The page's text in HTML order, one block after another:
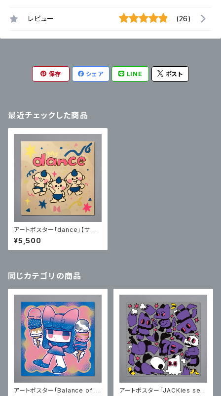
レビュー (26)
保存 シェア LINE ポスト
最近チェックした商品
アートポスター「dance」【サイ
ン入り】
¥5,500
同じカテゴリの商品
アートポスター「Balance of J
アートポスター「JACKies sec